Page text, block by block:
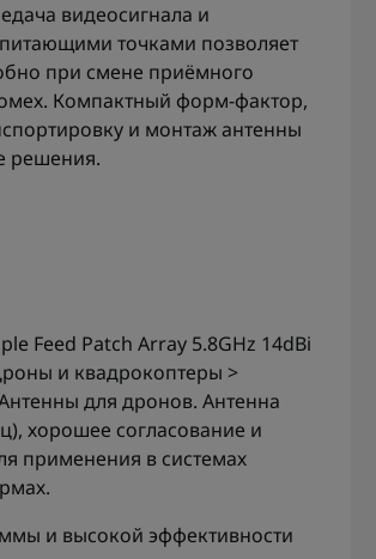
видеосигнала и
точками позволяет
при смене приёмного
Компактный форм-фактор,
и монтаж антенны
решения.
Feed Patch Array 5.8GHz 14dBi
и квадрокоптеры >
для дронов. Антенна
хорошее согласование и
применения в системах
и высокой эффективности